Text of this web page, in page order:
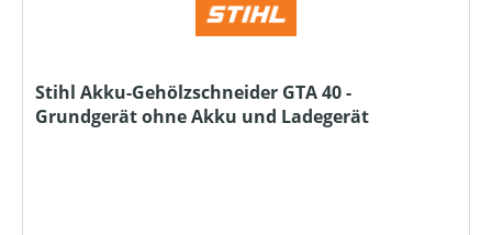
Stihl Akku-Gehölzschneider GTA 40 -
Grundgerät ohne Akku und Ladegerät